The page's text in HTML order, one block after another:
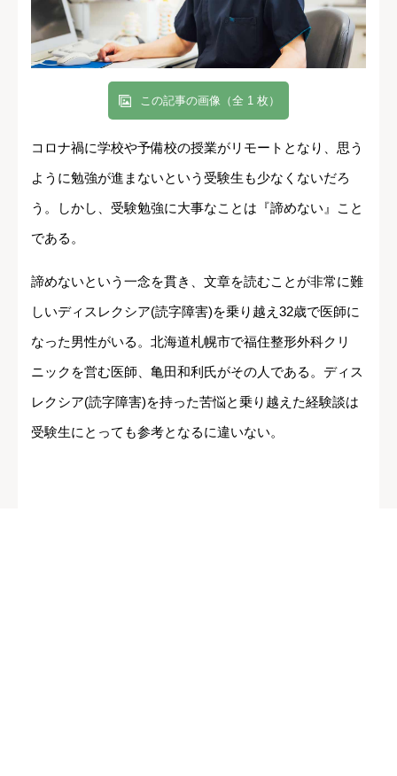
この記事の画像（全 1 枚）
コロナ禍に学校や予備校の授業がリモートとなり、思う
ように勉強が進まないという受験生も少なくないだろ
う。しかし、受験勉強に大事なことは『諦めない』こと
である。
諦めないという一念を貫き、文章を読むことが非常に難
しいディスレクシア(読字障害)を乗り越え32歳で医師に
なった男性がいる。北海道札幌市で福住整形外科クリ
ニックを営む医師、亀田和利氏がその人である。ディス
レクシア(読字障害)を持った苦悩と乗り越えた経験談は
受験生にとっても参考となるに違いない。